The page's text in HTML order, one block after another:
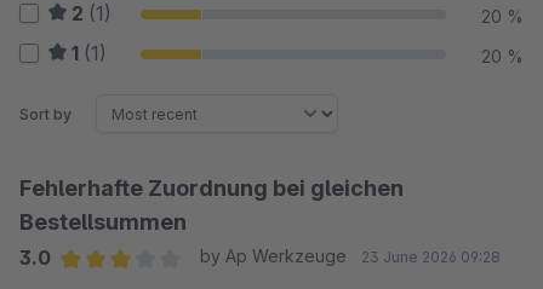
2 (1) 20 %
1 (1) 20 %
Sort by
Fehlerhafte Zuordnung bei gleichen
Bestellsummen
3.0
by Ap Werkzeuge 23 June 2026 09:28